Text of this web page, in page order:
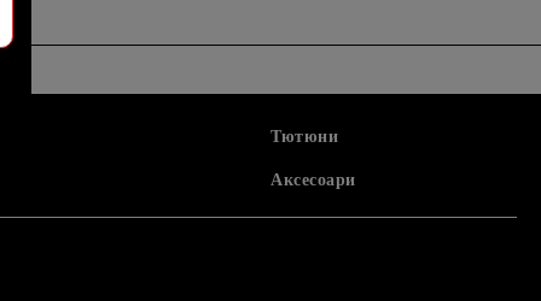
Тютюни
Аксесоари